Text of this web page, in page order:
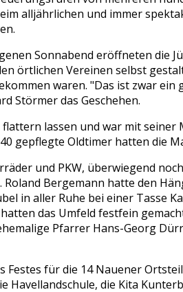
alljährlichen und immer
Sonnabend eröffneten die
örtlichen Vereinen selbst
waren. "Das ist zwar
Störmer das Geschehen.
lassen und war mit seiner
gepflegte Oldtimer hatten die
und PKW, überwiegend
Bergemann hatte den
in aller Ruhe bei einer Tasse
das Umfeld festfein
Pfarrer Hans-Georg
für die 14 Nauener
Havellandschule, die Kita